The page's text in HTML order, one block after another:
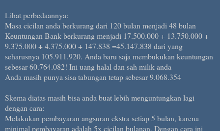
Lihat perbedaannya:
Masa cicilan anda berkurang dari 120 bulan menjadi 48 bulan
Keuntungan Bank berkurang menjadi 17.500.000 + 13.750.000 +
9.375.000 + 4.375.000 + 147.838 =45.147.838 dari yang
seharusnya 105.911.920. Anda baru saja membukukan keuntungan
sebesar 60.764.082! Ini uang halal dan sah milik anda
Anda masih punya sisa tabungan tetap sebesar 9.068.354
Skema diatas masih bisa anda buat lebih menguntungkan lagi
dengan cara:
Melakukan pembayaran angsuran ekstra setiap 5 bulan, karena
minimal pembayaran adalah 5x cicilan bulanan. Dengan cara ini